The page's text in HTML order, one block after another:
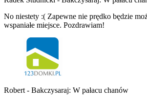
No niestety :( Zapewne nie prędko będzie
wspaniałe miejsce. Pozdrawiam!
Robert - Bakczysaraj: W pałacu chanów